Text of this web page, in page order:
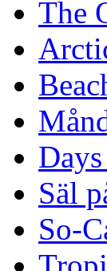
The
Säl
So-